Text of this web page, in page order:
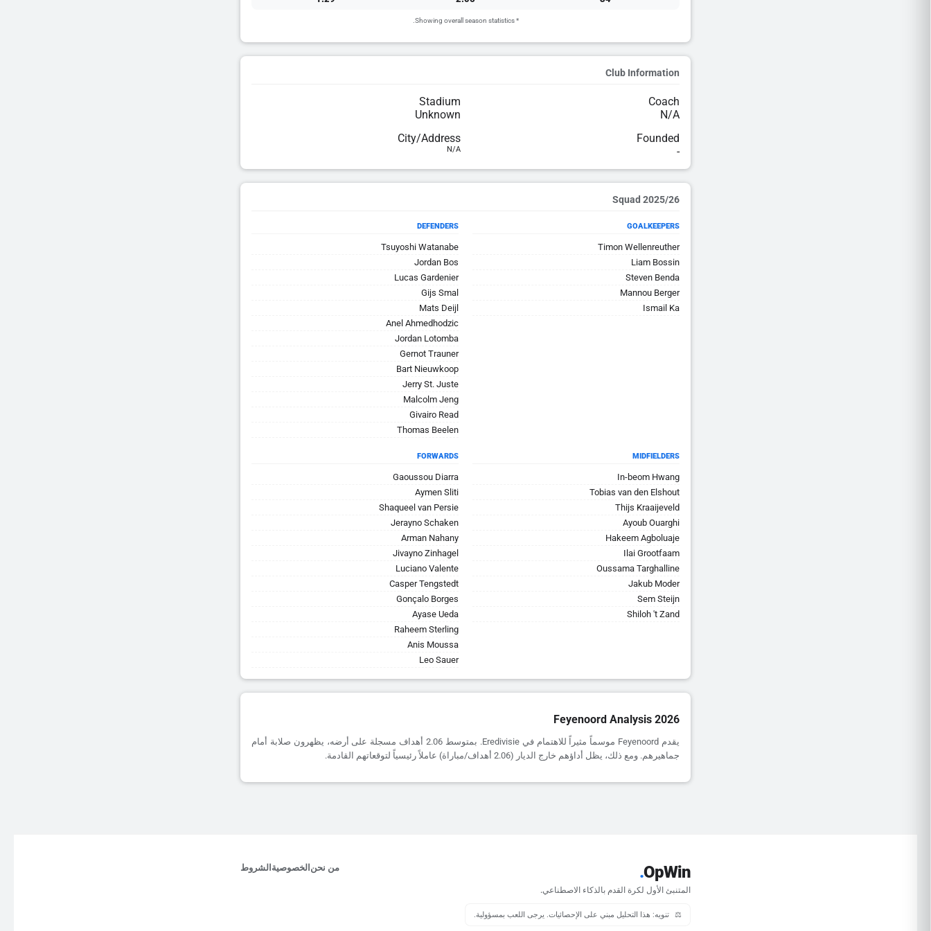
* Showing overall season statistics.
Club Information
Coach
N/A
Stadium
Unknown
Founded
-
City/Address
N/A
2025/26 Squad
GOALKEEPERS
Timon Wellenreuther
Liam Bossin
Steven Benda
Mannou Berger
Ismail Ka
DEFENDERS
Tsuyoshi Watanabe
Jordan Bos
Lucas Gardenier
Gijs Smal
Mats Deijl
Anel Ahmedhodzic
Jordan Lotomba
Gernot Trauner
Bart Nieuwkoop
Jerry St. Juste
Malcolm Jeng
Givairo Read
Thomas Beelen
MIDFIELDERS
In-beom Hwang
Tobias van den Elshout
Thijs Kraaijeveld
Ayoub Ouarghi
Hakeem Agboluaje
Ilai Grootfaam
Oussama Targhalline
Jakub Moder
Sem Steijn
Shiloh 't Zand
FORWARDS
Gaoussou Diarra
Aymen Sliti
Shaqueel van Persie
Jerayno Schaken
Arman Nahany
Jivayno Zinhagel
Luciano Valente
Casper Tengstedt
Gonçalo Borges
Ayase Ueda
Raheem Sterling
Anis Moussa
Leo Sauer
Feyenoord Analysis 2026
يقدم Feyenoord موسماً مثيراً للاهتمام في Eredivisie. بمتوسط 2.06 أهداف مسجلة على أرضه، يظهرون صلابة أمام
جماهيرهم. ومع ذلك، يظل أداؤهم خارج الديار (2.06 أهداف/مباراة) عاملاً رئيسياً لتوقعاتهم القادمة.
OpWin
.
المتنبئ الأول لكرة القدم بالذكاء الاصطناعي.
من نحن الخصوصية الشروط
⚖️ تنويه: هذا التحليل مبني على الإحصائيات. يرجى اللعب بمسؤولية.